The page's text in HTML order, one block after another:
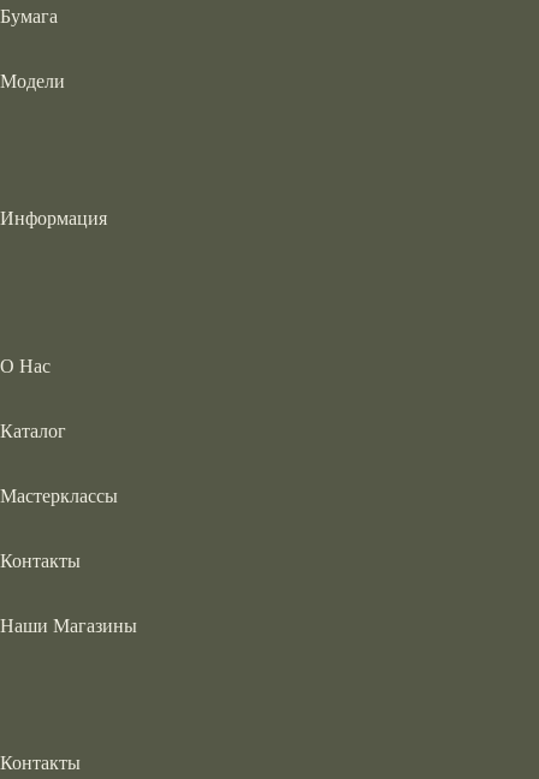
Бумага
Модели
Информация
О Нас
Каталог
Мастерклассы
Контакты
Наши Магазины
Контакты